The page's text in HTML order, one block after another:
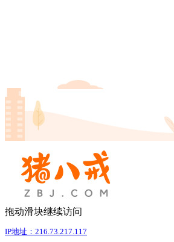
拖动滑块继续访问
IP地址：216.73.217.117